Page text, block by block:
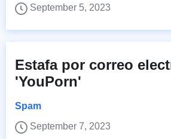
September 5, 2023
Estafa por correo
'YouPorn'
Spam
September 7, 2023